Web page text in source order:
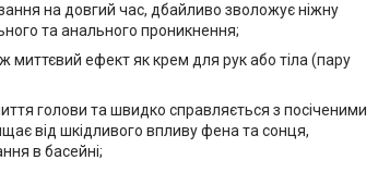
на довгий час, дбайливо зволожує ніжну
та анального проникнення;
миттєвий ефект як крем для рук або тіла (пару
голови та швидко справляється з посіченими
від шкідливого впливу фена та сонця,
в басейні;